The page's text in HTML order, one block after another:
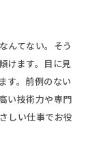
んてない。 そう
ます。 目に見
。 前例のない
高い技術力や専門
しい仕事でお役